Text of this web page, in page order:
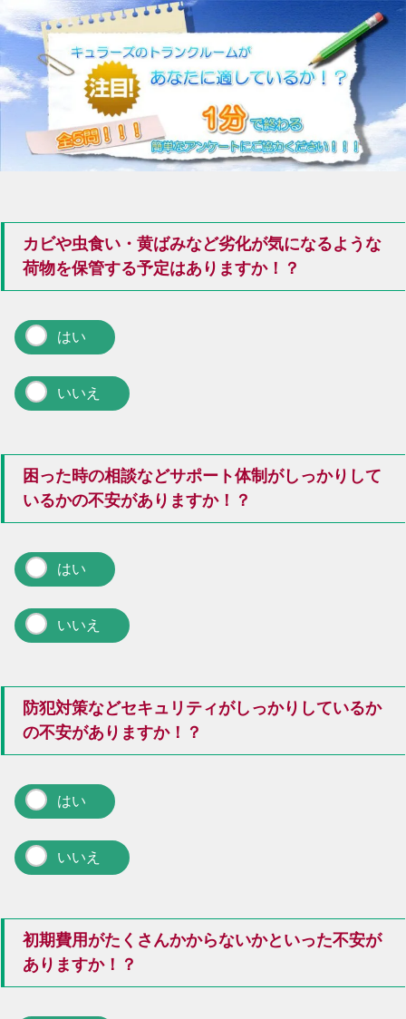
カビや虫食い・黄ばみなど劣化が気になるような
荷物を保管する予定はありますか！？
はい
いいえ
困った時の相談などサポート体制がしっかりして
いるかの不安がありますか！？
はい
いいえ
防犯対策などセキュリティがしっかりしているか
の不安がありますか！？
はい
いいえ
初期費用がたくさんかからないかといった不安が
ありますか！？